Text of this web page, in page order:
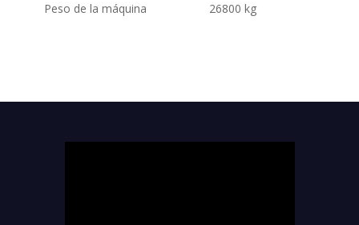
Peso de la máquina 26800 kg